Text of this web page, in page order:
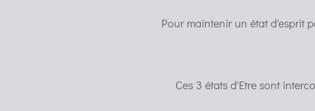
Pour maintenir un état d'esprit
Ces 3 états d'Etre sont